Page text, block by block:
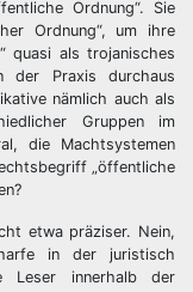
Ordnung“. Sie
Ordnung“, um ihre
quasi als trojanisches
der Praxis durchaus
nämlich auch als
Gruppen im
die Machtsystemen
„öffentliche
etwa präziser. Nein,
in der juristisch
Leser innerhalb der